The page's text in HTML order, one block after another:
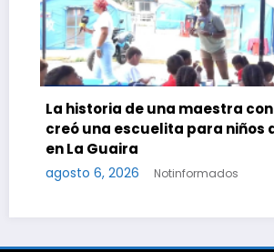
cáncer que
agosto 6, 2026